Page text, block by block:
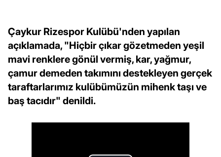
Çaykur Rizespor Kulübü'nden yapılan
açıklamada, "Hiçbir çıkar gözetmeden yeşil
mavi renklere gönül vermiş, kar, yağmur,
çamur demeden takımını destekleyen gerçek
taraftarlarımız kulübümüzün mihenk taşı ve
baş tacıdır" denildi.